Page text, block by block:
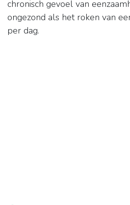
chronisch gevoel van
ongezond als het roken van
per dag.